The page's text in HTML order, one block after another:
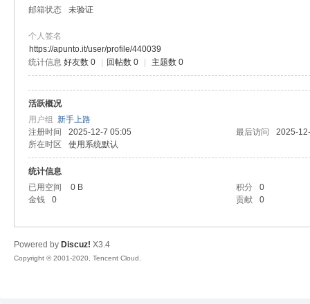
邮箱状态
未验证
个人签名
https://apunto.it/user/profile/440039
统计信息 好友数 0 回帖数 0 主题数 0
活跃概况
用户组 新手上路
注册时间
2025-12-7 05:05 最后访问
2025-
所在时区
使用系统默认
统计信息
已用空间
0 B 积分
0
金钱
0 贡献 0
Powered by Discuz! X3.4
Copyright © 2001-2020, Tencent Cloud.